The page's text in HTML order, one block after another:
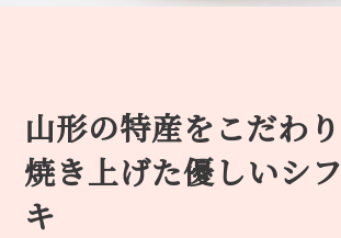
山形の特産をこだわ
焼き上げた優しいシ
キ